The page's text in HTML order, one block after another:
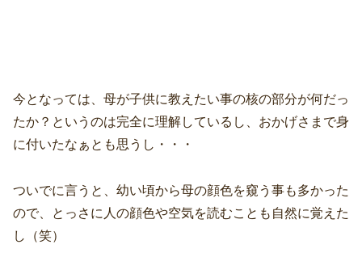
今となっては、母が子供に教えたい事の核の部分が何だっ
たか？というのは完全に理解しているし、おかげさまで身
に付いたなぁとも思うし・・・
ついでに言うと、幼い頃から母の顔色を窺う事も多かった
ので、とっさに人の顔色や空気を読むことも自然に覚えた
し（笑）